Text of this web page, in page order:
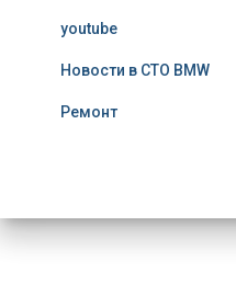
youtube
Новости в СТО BMW
Ремонт